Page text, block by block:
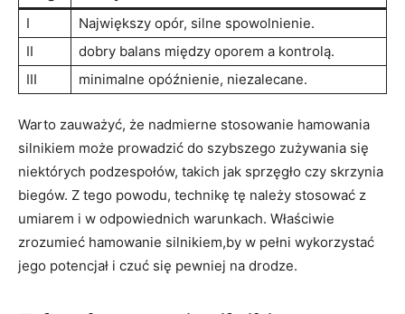
I
Największy opór, silne spowolnienie.
II
dobry balans między oporem a kontrolą.
III
minimalne opóźnienie, niezalecane.
Warto zauważyć, że nadmierne stosowanie hamowania
silnikiem może prowadzić do szybszego zużywania się
niektórych podzespołów, takich jak sprzęgło czy skrzynia
biegów. Z tego powodu, technikę tę należy stosować z
umiarem i w odpowiednich warunkach. Właściwie
zrozumieć hamowanie silnikiem,by w pełni wykorzystać
jego potencjał i czuć się pewniej na drodze.